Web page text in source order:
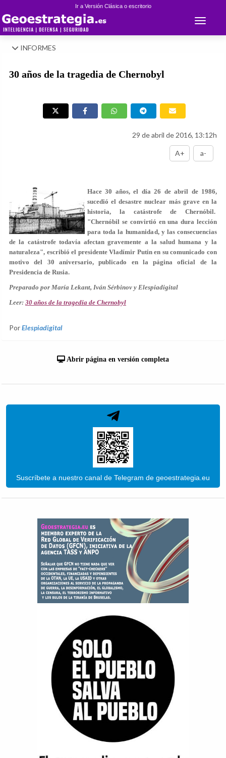
Ir a Versión Clásica o escritorio
Toggle
INFORMES
30 años de la tragedia de Chernobyl
29 de abril de 2016, 13:12h
A+ a-
Hace 30 años, el día 26 de abril de 1986,
sucedió el desastre nuclear más grave en la
historia, la catástrofe de Chernóbil.
"Chernóbil se convirtió en una dura lección
para toda la humanidad, y las consecuencias
de la catástrofe todavía afectan gravemente a la salud humana y la
naturaleza", escribió el presidente Vladímir Putin en su comunicado con
motivo del 30 aniversario, publicado en la página oficial de la
Presidencia de Rusia.
Preparado por María Lekant, Iván Sérbinov y Elespiadigital
Leer: 30 años de la tragedia de Chernobyl
PorElespiadigital
Abrir página en versión completa
Suscríbete a nuestro canal de Telegram de geoestrategia.eu